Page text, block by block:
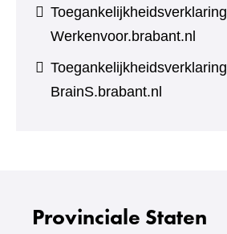
Toegankelijkheidsverklaring
Werkenvoor.brabant.nl
Toegankelijkheidsverklaring
BrainS.brabant.nl
Provinciale Staten